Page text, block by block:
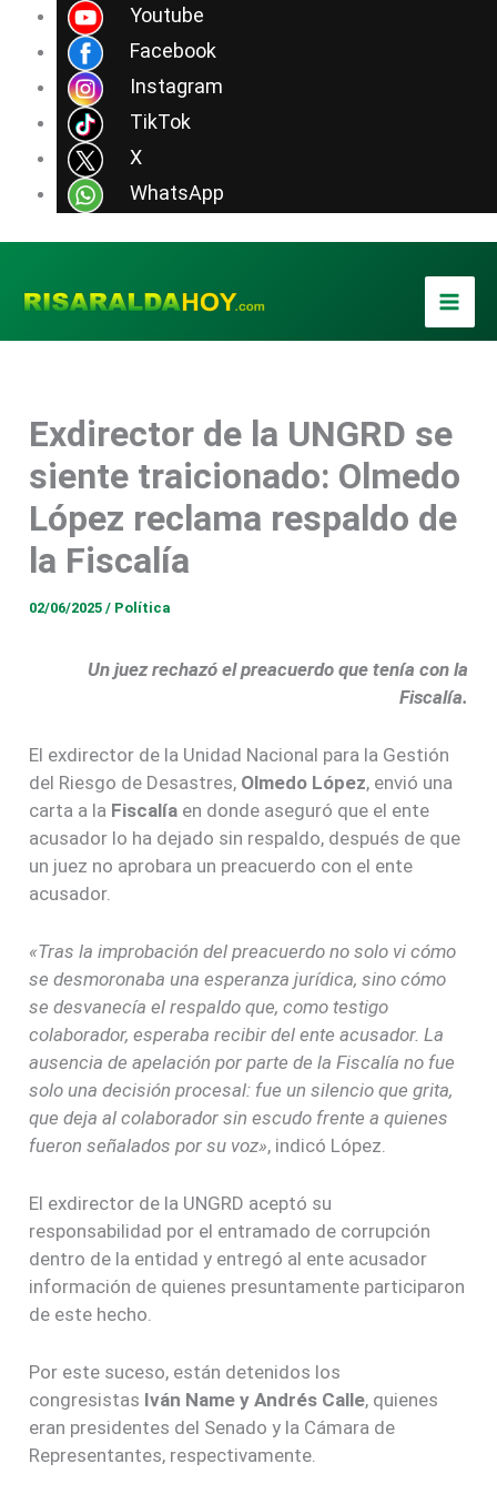
Youtube
Facebook
Instagram
TikTok
X
WhatsApp
contenido
Exdirector de la UNGRD se
siente traicionado: Olmedo
López reclama respaldo de
la Fiscalía
02/06/2025/ Política
Un juez rechazó el preacuerdo que tenía con la
Fiscalía.
El exdirector de la Unidad Nacional para la Gestión
del Riesgo de Desastres, Olmedo López, envió una
carta a la Fiscalía en donde aseguró que el ente
acusador lo ha dejado sin respaldo, después de que
un juez no aprobara un preacuerdo con el ente
acusador.
«Tras la improbación del preacuerdo no solo vi cómo
se desmoronaba una esperanza jurídica, sino cómo
se desvanecía el respaldo que, como testigo
colaborador, esperaba recibir del ente acusador. La
ausencia de apelación por parte de la Fiscalía no fue
solo una decisión procesal: fue un silencio que grita,
que deja al colaborador sin escudo frente a quienes
fueron señalados por su voz», indicó López.
El exdirector de la UNGRD aceptó su
responsabilidad por el entramado de corrupción
dentro de la entidad y entregó al ente acusador
información de quienes presuntamente participaron
de este hecho.
Por este suceso, están detenidos los
congresistas Iván Name y Andrés Calle, quienes
eran presidentes del Senado y la Cámara de
Representantes, respectivamente.